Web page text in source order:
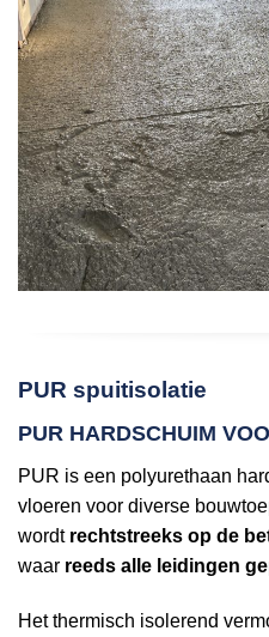
PUR spuitisolatie
PUR HARDSCHUIM
PUR is een polyurethaan
vloeren voor diverse
wordt rechtstreeks op de
waar reeds alle leidingen
Het thermisch isolerend